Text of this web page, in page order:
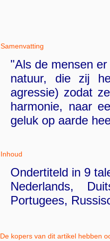
Samenvatting
"Als de mensen
natuur, die zij
agressie) zodat
harmonie, naar
geluk op aarde
Inhoud
Ondertiteld in 9
Nederlands,
Portugees,
De kopers van dit artikel hebben